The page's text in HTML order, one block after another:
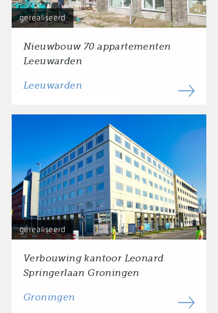
gerealiseerd
Nieuwbouw 70 appartementen
Leeuwarden
Leeuwarden
gerealiseerd
Verbouwing kantoor Leonard
Springerlaan Groningen
Groningen